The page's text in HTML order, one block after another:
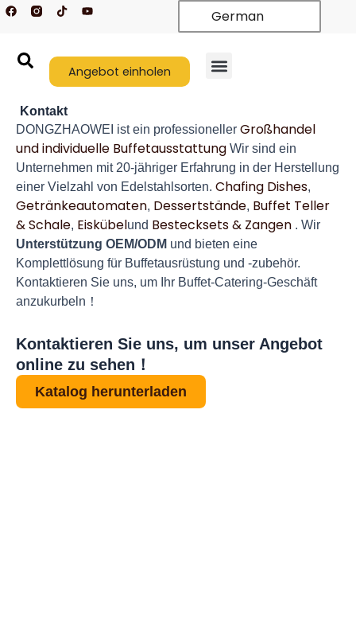
Zum
F
a
T
i
k
Y
o
b
e
German
Angebot einholen
Kontakt
DONGZHAOWEI ist ein professioneller Großhandel
und individuelle Buffetausstattung Wir sind ein
Unternehmen mit 20-jähriger Erfahrung in der Herstellung
einer Vielzahl von Edelstahlsorten. Chafing Dishes,
Getränkeautomaten, Dessertstände, Buffet Teller
& Schale, Eiskübelund Bestecksets & Zangen . Wir
Unterstützung OEM/ODM und bieten eine
Komplettlösung für Buffetausrüstung und -zubehör.
Kontaktieren Sie uns, um Ihr Buffet-Catering-Geschäft
anzukurbeln！
Kontaktieren Sie uns, um unser Angebot
online zu sehen！
Katalog herunterladen